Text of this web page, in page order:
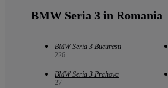
BMW Seria 3 in Romania
BMW Seria 3 Bucuresti
226
BMW Seria 3 Prahova
27